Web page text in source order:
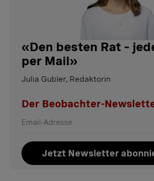
«Den besten Rat –
per Mail»
Julia Gubler, Redaktorin
Der Beobachter-
Jetzt Newsletter